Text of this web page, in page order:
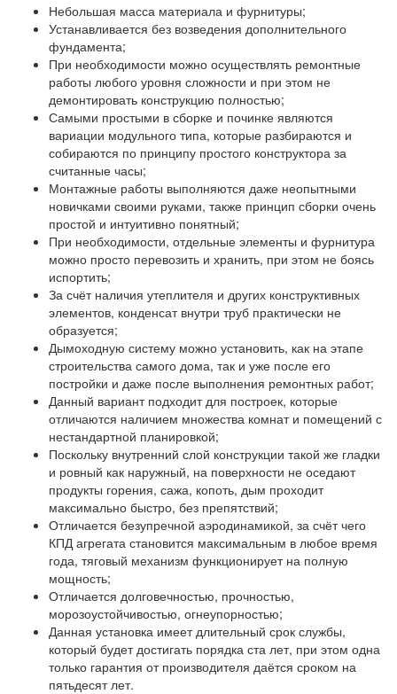
Небольшая масса материала и фурнитуры;
Устанавливается без возведения дополнительного
фундамента;
При необходимости можно осуществлять ремонтные
работы любого уровня сложности и при этом не
демонтировать конструкцию полностью;
Самыми простыми в сборке и починке являются
вариации модульного типа, которые разбираются и
собираются по принципу простого конструктора за
считанные часы;
Монтажные работы выполняются даже неопытными
новичками своими руками, также принцип сборки очень
простой и интуитивно понятный;
При необходимости, отдельные элементы и фурнитура
можно просто перевозить и хранить, при этом не боясь
испортить;
За счёт наличия утеплителя и других конструктивных
элементов, конденсат внутри труб практически не
образуется;
Дымоходную систему можно установить, как на этапе
строительства самого дома, так и уже после его
постройки и даже после выполнения ремонтных работ;
Данный вариант подходит для построек, которые
отличаются наличием множества комнат и помещений с
нестандартной планировкой;
Поскольку внутренний слой конструкции такой же гладки
и ровный как наружный, на поверхности не оседают
продукты горения, сажа, копоть, дым проходит
максимально быстро, без препятствий;
Отличается безупречной аэродинамикой, за счёт чего
КПД агрегата становится максимальным в любое время
года, тяговый механизм функционирует на полную
мощность;
Отличается долговечностью, прочностью,
морозоустойчивостью, огнеупорностью;
Данная установка имеет длительный срок службы,
который будет достигать порядка ста лет, при этом одна
только гарантия от производителя даётся сроком на
пятьдесят лет.